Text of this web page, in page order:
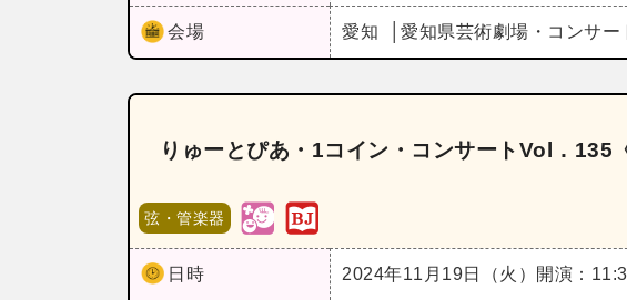
会場 愛知 愛知県芸術劇場・コンサー
りゅーとぴあ・1コイン・コンサートVol．135
弦・管楽器
日時 2024年11月19日（火） 開演：